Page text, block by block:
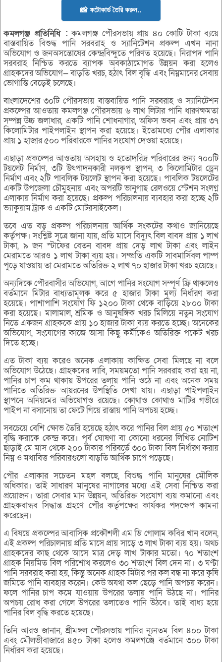
📸 ফটোকার্ড তৈরি করুন..
কমলগঞ্জপ্রতিনিধি : কমলগঞ্জ পৌরসভায় প্রায় ৪০ কোটি টাকা ব্যয়ে
বাস্তবায়িত বিশুদ্ধ পানি সরবরাহ ও স্যানিটেশন প্রকল্প এখন নানা
অভিযোগ ও জনঅসন্তোষের কেন্দ্রবিন্দুতে পরিণত হয়েছে। নিরাপদ পানি
সরবরাহ নিশ্চিত করতে ব্যাপক অবকাঠামোগত উন্নয়ন করা হলেও
গ্রাহকদের অভিযোগ— বাড়তি খরচ, হঠাৎ বিল বৃদ্ধি এবং নিম্নমানের সেবায়
ভোগান্তি বেড়েই চলেছে।
বাংলাদেশের ৩০টি পৌরসভায় বাস্তবায়িত পানি সরবরাহ ও স্যানিটেশন
প্রকল্পের আওতায় কমলগঞ্জ পৌরসভায় ৬ লাখ লিটার পানি ধারণক্ষমতা
সম্পন্ন উচ্চ জলাধার, একটি পানি শোধনাগার, অফিস ভবন এবং প্রায় ৩৭
কিলোমিটার পাইপলাইন স্থাপন করা হয়েছে। ইতোমধ্যে পৌর এলাকার
প্রায় ১ হাজার ৫০০ পরিবারকে পানির সংযোগ দেওয়া হয়েছে।
এছাড়া প্রকল্পের আওতায় অসহায় ও হতোদরিদ্র পরিবারের জন্য ৭০০টি
টয়লেট নির্মাণ, ৩টি উৎপাদনকারী নলকূপ স্থাপন, ৩ কিলোমিটার ড্রেন
নির্মাণ এবং ২টি পাবলিক টয়লেট স্থাপন করা হয়েছে। পাবলিক টয়লেটের
একটি উপজেলা চৌমুহনায় এবং অপরটি ভানুগাছ রেলওয়ে স্টেশন সংলগ্ন
এলাকায় নির্মাণ করা হয়েছে। প্রকল্প পরিচালনায় ব্যবহার করা হচ্ছে ২টি
ভ্যাকুয়াম ট্রাক ও একটি মোটরসাইকেল।
তবে এত বড় প্রকল্প পরিচালনায় আর্থিক সংকটের কথাও জানিয়েছে
কর্তৃপক্ষ। সংশ্লিষ্ট সূত্রে জানা যায়, প্রতি মাসে বিদ্যুৎ বিল বাবদ প্রায় ১ লাখ
টাকা, ৯ জন স্টাফের বেতন বাবদ প্রায় দেড় লাখ টাকা এবং লাইন
মেরামতে আরও ১ লাখ টাকা ব্যয় হয়। সম্প্রতি একটি সাবমার্সিবল পাম্প
পুড়ে যাওয়ায় তা মেরামতে অতিরিক্ত ২ লাখ ৭০ হাজার টাকা খরচ হয়েছে।
অন্যদিকে পৌরবাসীর অভিযোগ, আগে পানির সংযোগ সম্পূর্ণ ফ্রি থাকলেও
বর্তমানে মিটার বাধ্যতামূলক করে ৫ হাজার টাকা মূল্য নির্ধারণ করা
হয়েছে। পাশাপাশি সংযোগ ফি ১২০০ টাকা থেকে বাড়িয়ে ২৮০০ টাকা
করা হয়েছে। মালামাল, শ্রমিক ও আনুষঙ্গিক খরচ মিলিয়ে নতুন সংযোগ
নিতে একজন গ্রাহককে প্রায় ১০ হাজার টাকা ব্যয় করতে হচ্ছে। অনেকের
অভিযোগ, সংযোগের কাজে আসা কিছু কর্মীকেও অতিরিক্ত পকেট খরচ
দিতে হচ্ছে।
এত টাকা ব্যয় করেও অনেক এলাকায় কাক্ষিত সেবা মিলছে না বলে
অভিযোগ উঠেছে। গ্রাহকদের দাবি, সময়মতো পানি সরবরাহ করা হয় না,
পানির চাপ কম থাকায় উপরের তলায় পানি ওঠে না এবং অনেক সময়
পানিতে অতিরিক্ত আয়রনের উপস্থিতি দেখা যায়। এছাড়া পাইপলাইন
স্থাপনে অনিয়মের অভিযোগও রয়েছে। কোথাও কোথাও মাটির গভীরে
পাইপ না বসানোয় তা ফেটে গিয়ে রাস্তায় পানি অপচয় হচ্ছে।
সবচেয়ে বেশি ক্ষোভ তৈরি হয়েছে হঠাৎ করে পানির বিল প্রায় ৫০ শতাংশ
বৃদ্ধি করাকে কেন্দ্র করে। পূর্ব ঘোষণা বা কোনো ধরনের লিখিত নোটিশ
ছাড়াই মে মাস থেকে ২০০ টাকার পরিবর্তে ৩০০ টাকা বিল নির্ধারণ করায়
নিম্ন ও মধ্যবিত্ত পরিবারগুলো বাড়তি আর্থিক চাপে পড়েছে।
পৌর এলাকার সচেতন মহল বলছে, বিশুদ্ধ পানি মানুষের মৌলিক
অধিকার। তাই সাধারণ মানুষের নাগালের মধ্যে এই সেবা নিশ্চিত করা
প্রয়োজন। তারা সেবার মান উন্নয়ন, অতিরিক্ত সংযোগ ব্যয় কমানো এবং
গ্রাহকবান্ধব সিদ্ধান্ত গ্রহণে পৌর কর্তৃপক্ষের কার্যকর পদক্ষেপ কামনা
করেছেন।
এ বিষয়ে প্রকল্পের আবাসিক প্রকৌশলী এম ডি গোলাম কবির খান বলেন,
এই প্রকল্প পরিচালনায় প্রতি মাসে প্রায় সাড়ে ৩ লাখ টাকা ব্যয় হয়। অথচ
গ্রাহকদের কাছ থেকে আসে মাত্র দেড় লাখ টাকার মতো। ৭০ শতাংশ
গ্রাহক নিয়মিত বিল পরিশোধ করলেও ৩০ শতাংশ বিল দেন না। ৩ ঘণ্টা
পানি সরবরাহ করা হয়, কিন্তু অনেক গ্রাহক মিটার পর কল বন্ধ না করে কৃষি
জমিতে পানি ব্যবহার করেন। কেউ অযথা কল ছেড়ে পানি অপচয় করেন।
ফলে পানির চাপ কমে যাওয়ায় উপরের তলায় পানি উঠছে না। পানির
অপচয় রোধ করা গেলে উপরের তলাতেও পানি উঠবে। তাই বাধ্য হয়ে
পানির বিল বৃদ্ধি করতে হয়েছে।
তিনি আরও জানান, শ্রীমঙ্গল পৌরসভায় পানির ন্যূনতম বিল ৪০০ টাকা
এবং মৌলভীবাজারে ৪৫০ টাকা হলেও কমলগঞ্জে বর্তমানে ৩০০ টাকা
নির্ধারণ করা হয়েছে।